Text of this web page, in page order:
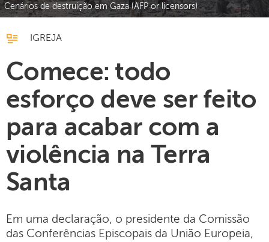
Cenários de destruição em Gaza (AFP or licensors)
IGREJA
Comece: todo
esforço deve ser feito
para acabar com a
violência na Terra
Santa
Em uma declaração, o presidente da Comissão
das Conferências Episcopais da União Europeia,